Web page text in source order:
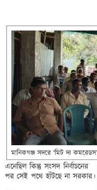
মানিকগঞ্জ সদরে ‘মিট দ্য
এনেছিল কিন্তু সংসদ নির্বাচনের
পর সেই পথে হাঁটছে না সরকার।